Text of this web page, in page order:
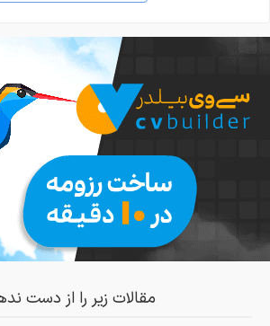
مقالات زیر را از دست